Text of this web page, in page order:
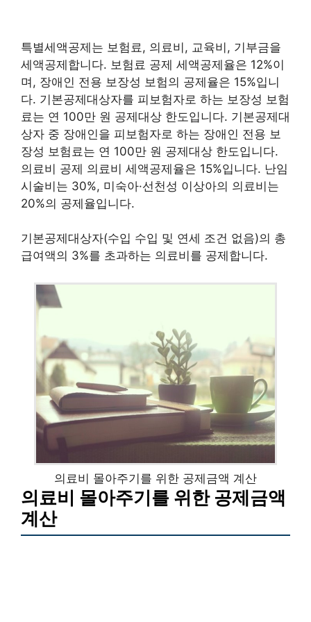
특별세액공제는 보험료, 의료비, 교육비, 기부금을
세액공제합니다. 보험료 공제 세액공제율은 12%이
며, 장애인 전용 보장성 보험의 공제율은 15%입니
다. 기본공제대상자를 피보험자로 하는 보장성 보험
료는 연 100만 원 공제대상 한도입니다. 기본공제대
상자 중 장애인을 피보험자로 하는 장애인 전용 보
장성 보험료는 연 100만 원 공제대상 한도입니다.
의료비 공제 의료비 세액공제율은 15%입니다. 난임
시술비는 30%, 미숙아·선천성 이상아의 의료비는
20%의 공제율입니다.
기본공제대상자(수입 수입 및 연세 조건 없음)의 총
급여액의 3%를 초과하는 의료비를 공제합니다.
의료비 몰아주기를 위한 공제금액 계산
의료비 몰아주기를 위한 공제금액
계산